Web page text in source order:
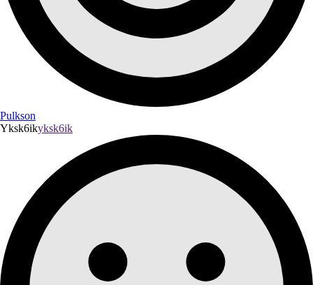
Pulkson
Yksk6ikyksk6ik